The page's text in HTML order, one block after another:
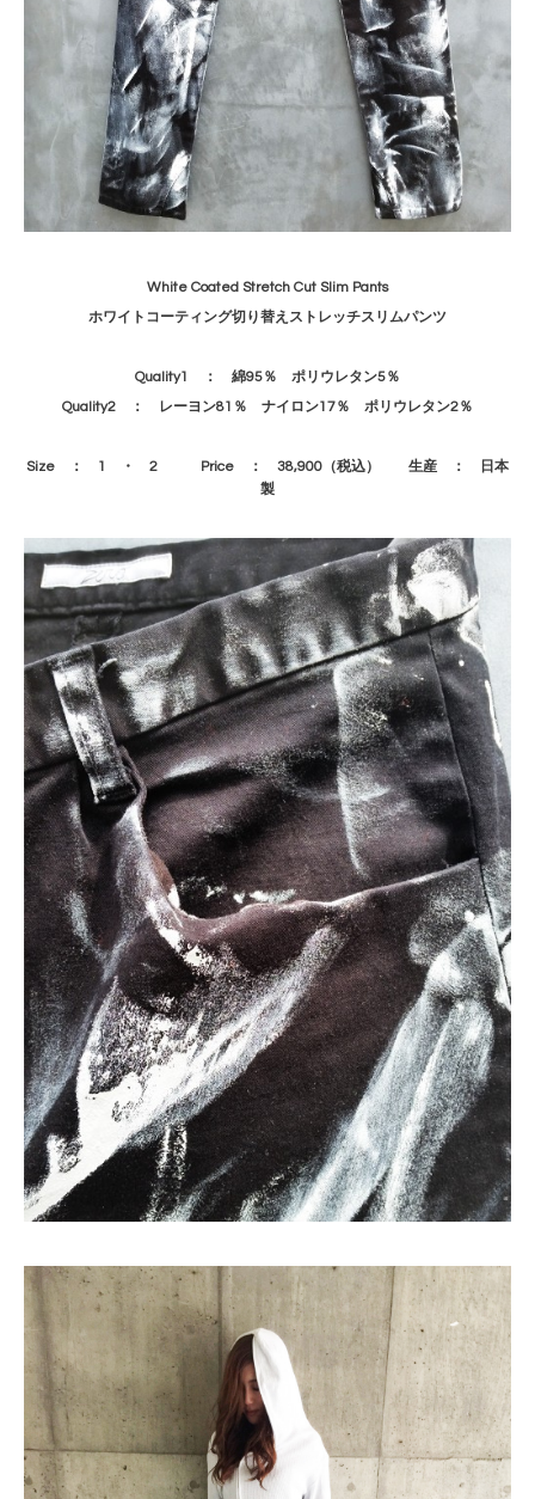
White Coated Stretch Cut Slim Pants
ホワイトコーティング切り替えストレッチスリムパンツ
Quality1 ： 綿95％ ポリウレタン5％
Quality2 ： レーヨン81％ ナイロン17％ ポリウレタン2％
Size ： 1 ・ 2 Price ： 38,900（税込） 生産 ： 日本
製